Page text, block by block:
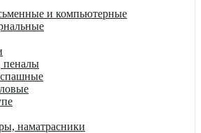
и компьютерные
пеналы
наматрасники